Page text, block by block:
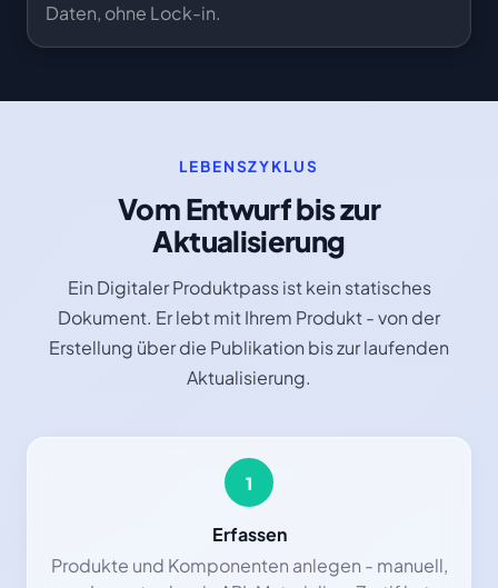
Daten, ohne Lock-in.
LEBENSZYKLUS
Vom Entwurf bis zur
Aktualisierung
Ein Digitaler Produktpass ist kein statisches
Dokument. Er lebt mit Ihrem Produkt - von der
Erstellung über die Publikation bis zur laufenden
Aktualisierung.
1
Erfassen
Produkte und Komponenten anlegen - manuell,